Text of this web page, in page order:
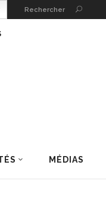
Rechercher
MÉDIAS